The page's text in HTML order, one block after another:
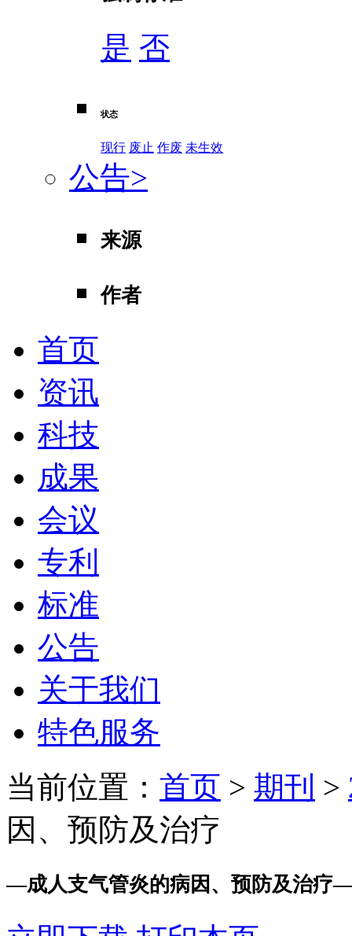
是 否
状态
现行 废止 作废 未生效
公告>
来源
作者
首页
资讯
科技
成果
会议
专利
标准
公告
关于我们
特色服务
当前位置： 首页 > 期刊 >
因、预防及治疗
—成人支气管炎的病因、预防及治疗